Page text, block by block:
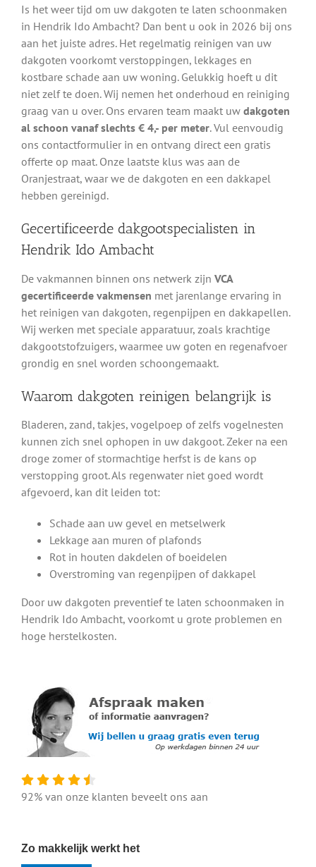
Is het weer tijd om uw dakgoten te laten schoonmaken
in Hendrik Ido Ambacht? Dan bent u ook in 2026 bij ons
aan het juiste adres. Het regelmatig reinigen van uw
dakgoten voorkomt verstoppingen, lekkages en
kostbare schade aan uw woning. Gelukkig hoeft u dit
niet zelf te doen. Wij nemen het onderhoud en reiniging
graag van u over. Ons ervaren team maakt uw dakgoten
al schoon vanaf slechts € 4,- per meter. Vul eenvoudig
ons contactformulier in en ontvang direct een gratis
offerte op maat. Onze laatste klus was aan de
Oranjestraat, waar we de dakgoten en een dakkapel
hebben gereinigd.
Gecertificeerde dakgootspecialisten in
Hendrik Ido Ambacht
De vakmannen binnen ons netwerk zijn VCA
gecertificeerde vakmensen met jarenlange ervaring in
het reinigen van dakgoten, regenpijpen en dakkapellen.
Wij werken met speciale apparatuur, zoals krachtige
dakgootstofzuigers, waarmee uw goten en regenafvoer
grondig en snel worden schoongemaakt.
Waarom dakgoten reinigen belangrijk is
Bladeren, zand, takjes, vogelpoep of zelfs vogelnesten
kunnen zich snel ophopen in uw dakgoot. Zeker na een
droge zomer of stormachtige herfst is de kans op
verstopping groot. Als regenwater niet goed wordt
afgevoerd, kan dit leiden tot:
Schade aan uw gevel en metselwerk
Lekkage aan muren of plafonds
Rot in houten dakdelen of boeidelen
Overstroming van regenpijpen of dakkapel
Door uw dakgoten preventief te laten schoonmaken in
Hendrik Ido Ambacht, voorkomt u grote problemen en
hoge herstelkosten.
92% van onze klanten beveelt ons aan
Zo makkelijk werkt het